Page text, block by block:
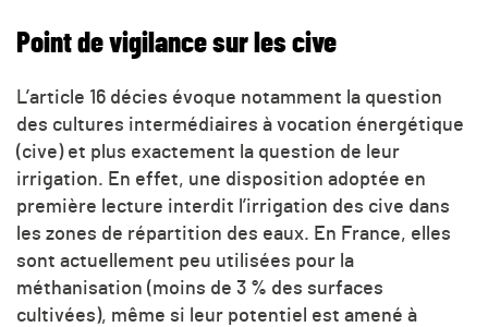
Point de vigilance sur les cive
L’article 16 décies évoque notamment la question
des cultures intermédiaires à vocation énergétique
(cive) et plus exactement la question de leur
irrigation. En effet, une disposition adoptée en
première lecture interdit l’irrigation des cive dans
les zones de répartition des eaux. En France, elles
sont actuellement peu utilisées pour la
méthanisation (moins de 3 % des surfaces
cultivées), même si leur potentiel est amené à